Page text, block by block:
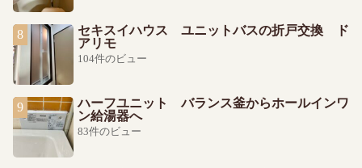
セキスイハウス ユニットバスの折戸交換 ド
アリモ
104件のビュー
ハーフユニット バランス釜からホールインワ
ン給湯器へ
83件のビュー